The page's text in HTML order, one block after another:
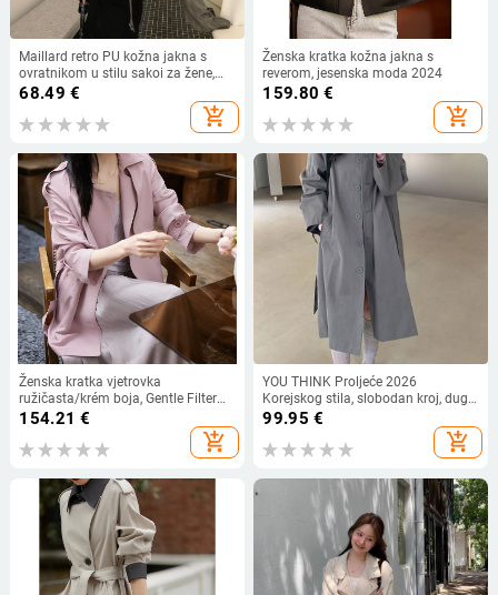
Maillard retro PU kožna jakna s
ovratnikom u stilu sakoi za žene,
smeđa, kratki kroj, biker stil
68.49 €
add_shopping_cart
Ženska kratka kožna jakna s
reverom, jesenska moda 2024
159.80 €
add_shopping_cart
Ženska kratka vjetrovka
ružičasta/krém boja, Gentle Filter
stil
154.21 €
add_shopping_cart
YOU THINK Proljeće 2026
Korejskog stila, slobodan kroj, dugi
rukavi, kardigan-vjetrovka s
ovratnikom, produžena duljina
99.95 €
add_shopping_cart